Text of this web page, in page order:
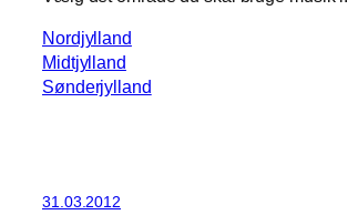
Nordjylland
Midtjylland
Sønderjylland
31.03.2012